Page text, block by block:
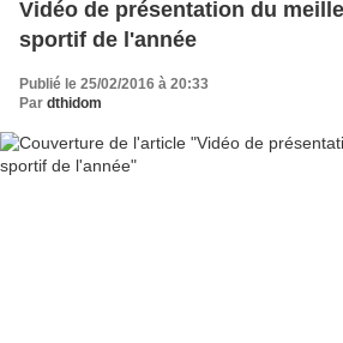
Vidéo de présentation du
sportif de l'année
Publié le 25/02/2016 à 20:33
Par dthidom